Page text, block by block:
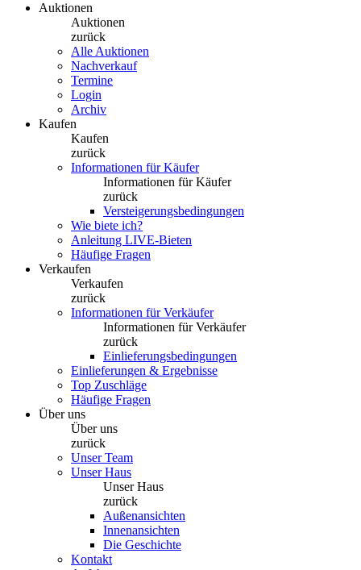
Auktionen
Auktionen
zurück
Alle Auktionen
Nachverkauf
Termine
Login
Archiv
Kaufen
Kaufen
zurück
Informationen für Käufer
Informationen für Käufer
zurück
Versteigerungsbedingungen
Wie biete ich?
Anleitung LIVE-Bieten
Häufige Fragen
Verkaufen
Verkaufen
zurück
Informationen für Verkäufer
Informationen für Verkäufer
zurück
Einlieferungsbedingungen
Einlieferungen & Ergebnisse
Top Zuschläge
Häufige Fragen
Über uns
Über uns
zurück
Unser Team
Unser Haus
Unser Haus
zurück
Außenansichten
Innenansichten
Die Geschichte
Kontakt